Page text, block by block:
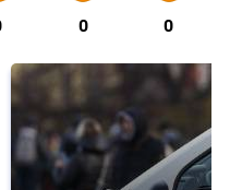
0 0